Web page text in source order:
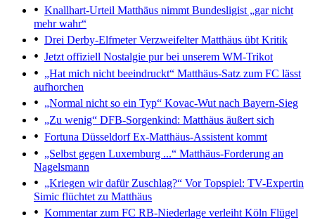
Knallhart-Urteil Matthäus nimmt Bundesligist „gar nicht
mehr wahr“
Drei Derby-ElfmeterVerzweifelter Matthäus übt Kritik
Jetzt offiziell Nostalgie pur bei unserem WM-Trikot
„Hat mich nicht beeindruckt“ Matthäus-Satz zum FC lässt
aufhorchen
„Normal nicht so ein Typ“ Kovac-Wut nach Bayern-Sieg
„Zu wenig“ DFB-Sorgenkind: Matthäus äußert sich
Fortuna DüsseldorfEx-Matthäus-Assistent kommt
„Selbst gegen Luxemburg ...“ Matthäus-Forderung an
Nagelsmann
„Kriegen wir dafür Zuschlag?“ Vor Topspiel: TV-Expertin
Simic flüchtet zu Matthäus
Kommentar zum FC RB-Niederlage verleiht Köln Flügel